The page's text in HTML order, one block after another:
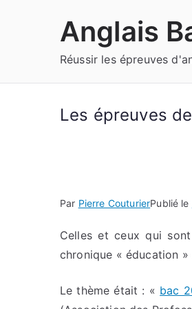
Anglais
Réussir les épreuves
Les épreuves
Par Pierre CouturierPublié le
Celles et ceux qui
chronique « éducation »
Le thème était : « bac